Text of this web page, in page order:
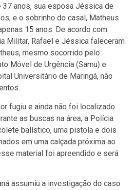
37 anos, sua esposa Jéssica de
e o sobrinho do casal, Matheus
15 anos. De acordo com
Militar, Rafael e Jéssica faleceram
mesmo socorrido pelo
Móvel de Urgência (Samu) e
Universitário de Maringá, não
fugiu e ainda não foi localizado
as buscas na área, a Polícia
balístico, uma pistola e dois
em uma calçada próxima ao
material foi apreendido e será
assumiu a investigação do caso